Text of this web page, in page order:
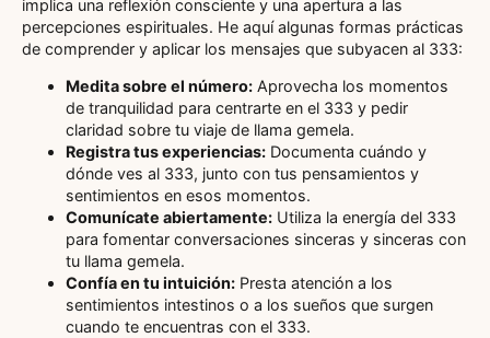
implica una reflexión consciente y una apertura a las
percepciones espirituales. He aquí algunas formas prácticas
de comprender y aplicar los mensajes que subyacen al 333:
Medita sobre el número: Aprovecha los momentos
de tranquilidad para centrarte en el 333 y pedir
claridad sobre tu viaje de llama gemela.
Registra tus experiencias: Documenta cuándo y
dónde ves al 333, junto con tus pensamientos y
sentimientos en esos momentos.
Comunícate abiertamente: Utiliza la energía del 333
para fomentar conversaciones sinceras y sinceras con
tu llama gemela.
Confía en tu intuición: Presta atención a los
sentimientos intestinos o a los sueños que surgen
cuando te encuentras con el 333.